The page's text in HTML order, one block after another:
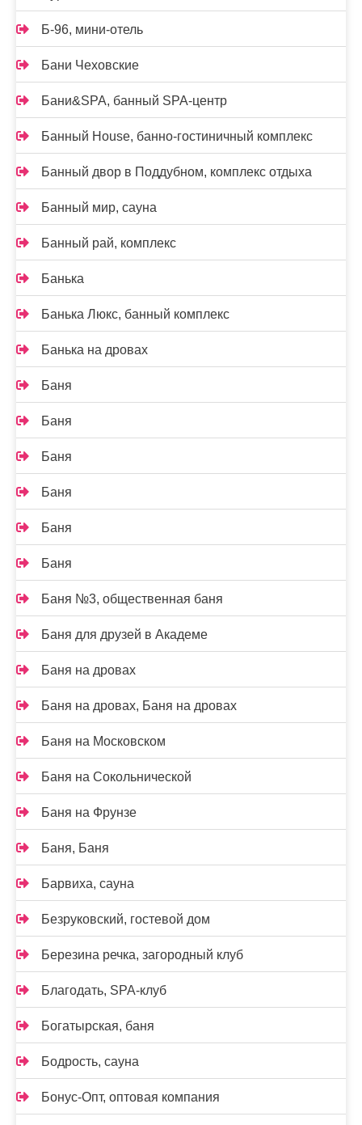
Б-96, мини-отель
Бани Чеховские
Бани&SPA, банный SPA-центр
Банный House, банно-гостиничный комплекс
Банный двор в Поддубном, комплекс отдыха
Банный мир, сауна
Банный рай, комплекс
Банька
Банька Люкс, банный комплекс
Банька на дровах
Баня
Баня
Баня
Баня
Баня
Баня
Баня №3, общественная баня
Баня для друзей в Академе
Баня на дровах
Баня на дровах, Баня на дровах
Баня на Московском
Баня на Сокольнической
Баня на Фрунзе
Баня, Баня
Барвиха, сауна
Безруковский, гостевой дом
Березина речка, загородный клуб
Благодать, SPA-клуб
Богатырская, баня
Бодрость, сауна
Бонус-Опт, оптовая компания